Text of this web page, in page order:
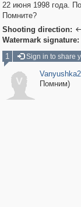
22 июня 1998 года.
Помните?
Shooting direction:
Watermark signature:
1
Sign in to share
V Помним)